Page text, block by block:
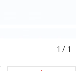
1 / 1